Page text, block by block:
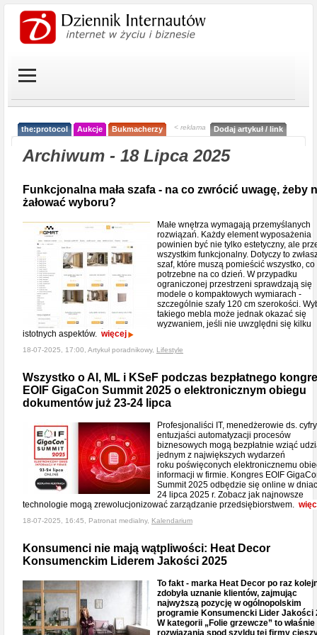
the:protocol Aukcje Bukmacherzy < reklama Dodaj artykuł / link
Archiwum - 18 Lipca 2025
Funkcjonalna mała szafa - na co zwrócić uwagę, żeby
żałować wyboru?
Małe wnętrza wymagają przemyślanych
rozwiązań. Każdy element wyposażenia
powinien być nie tylko estetyczny, ale
wszystkim funkcjonalny. Dotyczy to
szaf, które muszą pomieścić wszystko, co
potrzebne na co dzień. W przypadku
ograniczonej przestrzeni sprawdzają się
modele o kompaktowych wymiarach -
szczególnie szafy 120 cm szerokości.
takiego mebla może jednak okazać się
wyzwaniem, jeśli nie uwzględni się kilku
istotnych aspektów. więcej
18-07-2025, 17:00, Artykuł poradnikowy, Lifestyle
Wszystko o AI, ML i KSeF podczas bezpłatnego
EOIF GigaCon Summit 2025 o elektronicznym obiegu
dokumentów już 23-24 lipca
Profesjonaliści IT, menedżerowie ds.
entuzjaści automatyzacji procesów
biznesowych mogą bezpłatnie wziąć
jednym z największych wydarzeń
roku poświęconych elektronicznemu
informacji w firmie. Kongres EOIF
Summit 2025 odbędzie się online w
24 lipca 2025 r. Zobacz jak najnowsze
technologie mogą zrewolucjonizować zarządzanie przedsiębiorstwem.
18-07-2025, 16:45, Patronat medialny, Kalendarium
Konsumenci nie mają wątpliwości: Heat Decor
Konsumenckim Liderem Jakości 2025
To fakt - marka Heat Decor po raz
zdobyła uznanie klientów, zajmując
najwyższą pozycję w ogólnopolskim
programie Konsumencki Lider Jakości
W kategorii „Folie grzewcze” to właśnie
rozwiązania spod szyldu tej firmy